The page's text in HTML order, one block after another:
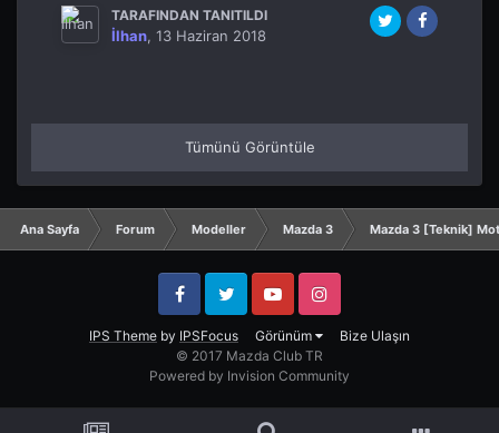
TARAFINDAN TANITILDI
İlhan, 13 Haziran 2018
Tümünü Görüntüle
Ana Sayfa Forum Modeller Mazda 3 Mazda 3 [Teknik]
IPS Theme by IPSFocus Görünüm Bize Ulaşın
FacebookTwitter YouTube Instagram
© 2017 Mazda Club TR
Powered by Invision Community